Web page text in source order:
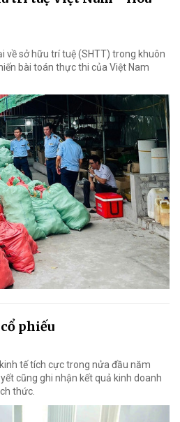
về sở hữu trí tuệ (SHTT) trong khuôn
bài toán thực thi của Việt Nam
phiếu
tế tích cực trong nửa đầu năm
cũng ghi nhận kết quả kinh doanh
thức.